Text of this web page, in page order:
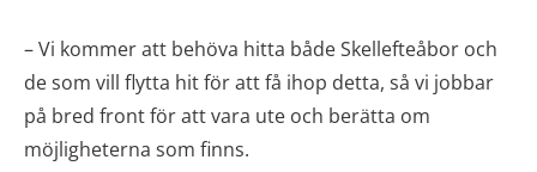
– Vi kommer att behöva hitta både Skellefteåbor och
de som vill flytta hit för att få ihop detta, så vi jobbar
på bred front för att vara ute och berätta om
möjligheterna som finns.